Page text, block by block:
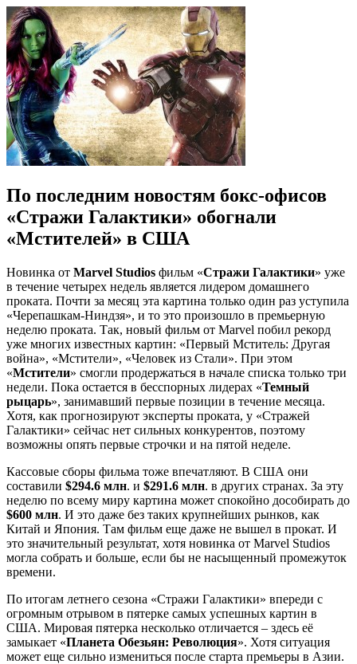
По последним новостям бокс-офисов
«Стражи Галактики» обогнали
«Мстителей» в США
Новинка от Marvel Studios фильм «Стражи Галактики» уже
в течение четырех недель является лидером домашнего
проката. Почти за месяц эта картина только один раз уступила
«Черепашкам-Ниндзя», и то это произошло в премьерную
неделю проката. Так, новый фильм от Marvel побил рекорд
уже многих известных картин: «Первый Мститель: Другая
война», «Мстители», «Человек из Стали». При этом
«Мстители» смогли продержаться в начале списка только три
недели. Пока остается в бесспорных лидерах «Темный
рыцарь», занимавший первые позиции в течение месяца.
Хотя, как прогнозируют эксперты проката, у «Стражей
Галактики» сейчас нет сильных конкурентов, поэтому
возможны опять первые строчки и на пятой неделе.
Кассовые сборы фильма тоже впечатляют. В США они
составили $294.6 млн. и $291.6 млн. в других странах. За эту
неделю по всему миру картина может спокойно дособирать до
$600 млн. И это даже без таких крупнейших рынков, как
Китай и Япония. Там фильм еще даже не вышел в прокат. И
это значительный результат, хотя новинка от Marvel Studios
могла собрать и больше, если бы не насыщенный промежуток
времени.
По итогам летнего сезона «Стражи Галактики» впереди с
огромным отрывом в пятерке самых успешных картин в
США. Мировая пятерка несколько отличается – здесь её
замыкает «Планета Обезьян: Революция». Хотя ситуация
может еще сильно измениться после старта премьеры в Азии.